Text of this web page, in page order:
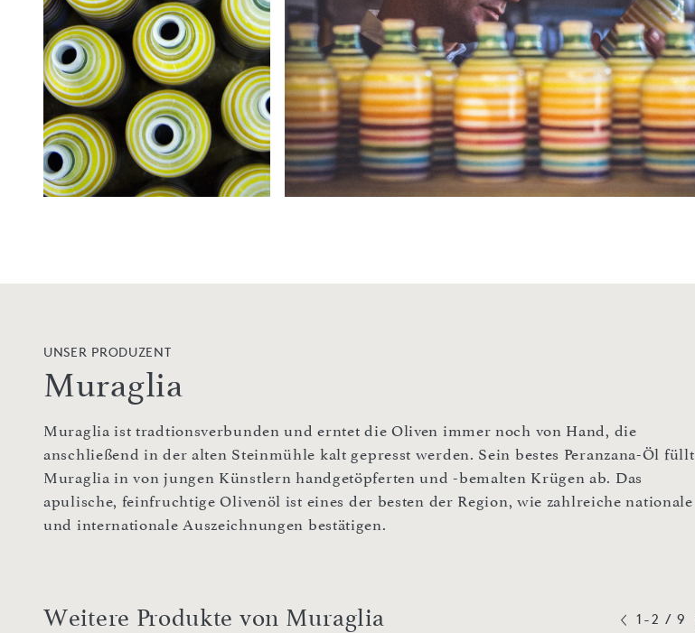
UNSER PRODUZENT
Muraglia
Muraglia ist tradtionsverbunden und erntet die Oliven immer noch von Hand, die
anschließend in der alten Steinmühle kalt gepresst werden. Sein bestes Peranzana-Öl füllt
Muraglia in von jungen Künstlern handgetöpferten und -bemalten Krügen ab. Das
apulische, feinfruchtige Olivenöl ist eines der besten der Region, wie zahlreiche nationale
und internationale Auszeichnungen bestätigen.
Weitere Produkte von Muraglia 1-2 / 9